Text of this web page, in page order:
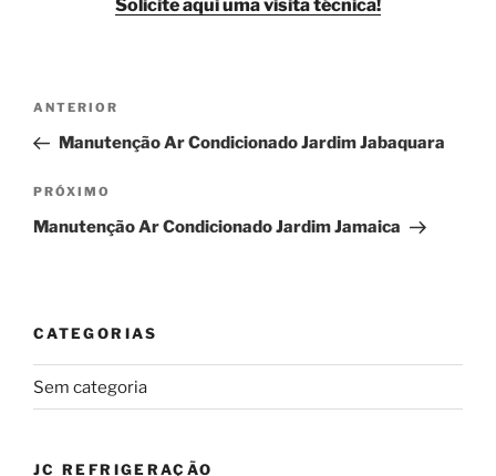
Solicite aqui uma visita técnica!
Navegação
Post
Post
anterior
ANTERIOR
Manutenção Ar Condicionado Jardim Jabaquara
Próximo
post
PRÓXIMO
Manutenção Ar Condicionado Jardim Jamaica
CATEGORIAS
Sem categoria
JC REFRIGERAÇÃO